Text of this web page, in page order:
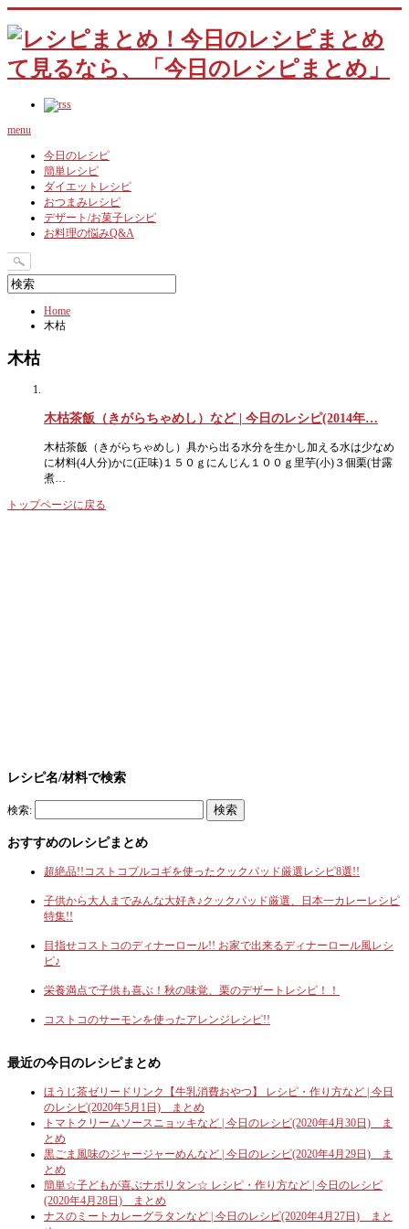
menu
今日のレシピ
簡単レシピ
ダイエットレシピ
おつまみレシピ
デザート/お菓子レシピ
お料理の悩みQ&A
Home
木枯
木枯
木枯茶飯（きがらちゃめし）など | 今日のレシピ(2014年…
木枯茶飯（きがらちゃめし）具から出る水分を生かし加える水は少なめ
に材料(4人分)かに(正味)１５０ｇにんじん１００ｇ里芋(小)３個栗(甘露
煮…
トップページに戻る
レシピ名/材料で検索
検索:
おすすめのレシピまとめ
超絶品!!コストコプルコギを使ったクックパッド厳選レシピ8選!!
子供から大人までみんな大好き♪クックパッド厳選、日本一カレーレシピ
特集!!
目指せコストコのディナーロール!! お家で出来るディナーロール風レシ
ピ♪
栄養満点で子供も喜ぶ！秋の味覚、栗のデザートレシピ！！
コストコのサーモンを使ったアレンジレシピ!!
最近の今日のレシピまとめ
ほうじ茶ゼリードリンク【牛乳消費おやつ】 レシピ・作り方など | 今日
のレシピ(2020年5月1日) まとめ
トマトクリームソースニョッキなど | 今日のレシピ(2020年4月30日) ま
とめ
黒ごま風味のジャージャーめんなど | 今日のレシピ(2020年4月29日) ま
とめ
簡単☆子どもが喜ぶナポリタン☆ レシピ・作り方など | 今日のレシピ
(2020年4月28日) まとめ
ナスのミートカレーグラタンなど | 今日のレシピ(2020年4月27日) まと